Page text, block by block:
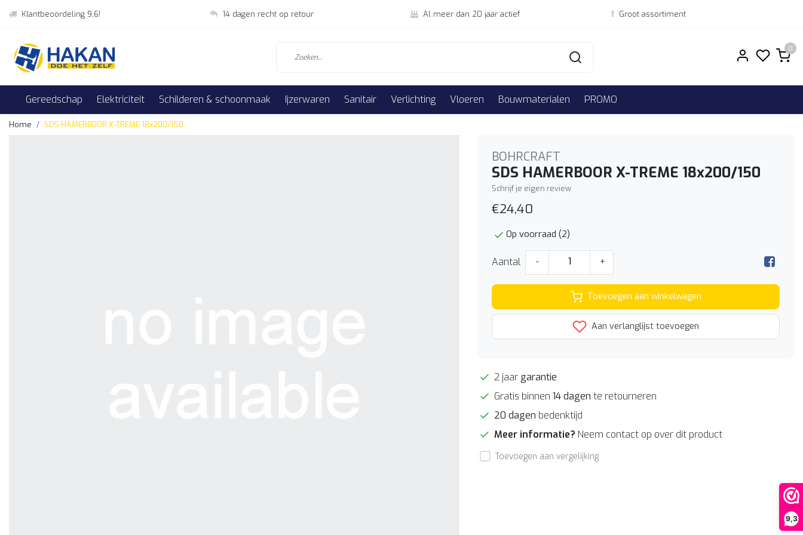
9,3
Klantbeoordeling 9,6! 14 dagen recht op retour Al meer dan 20 jaar actief Groot assortiment
0
Gereedschap Elektriciteit Schilderen & schoonmaak Ijzerwaren Sanitair Verlichting Vloeren Bouwmaterialen PROMO
Home SDS HAMERBOOR X-TREME 18x200/150
BOHRCRAFT
SDS HAMERBOOR X-TREME 18x200/150
Schrijf je eigen review
€24,40
Op voorraad (2)
Aantal - +
Toevoegen aan winkelwagen
Aan verlanglijst toevoegen
2 jaar garantie
Gratis binnen 14 dagen te retourneren
20 dagen bedenktijd
Meer informatie? Neem contact op over dit product
Toevoegen aan vergelijking